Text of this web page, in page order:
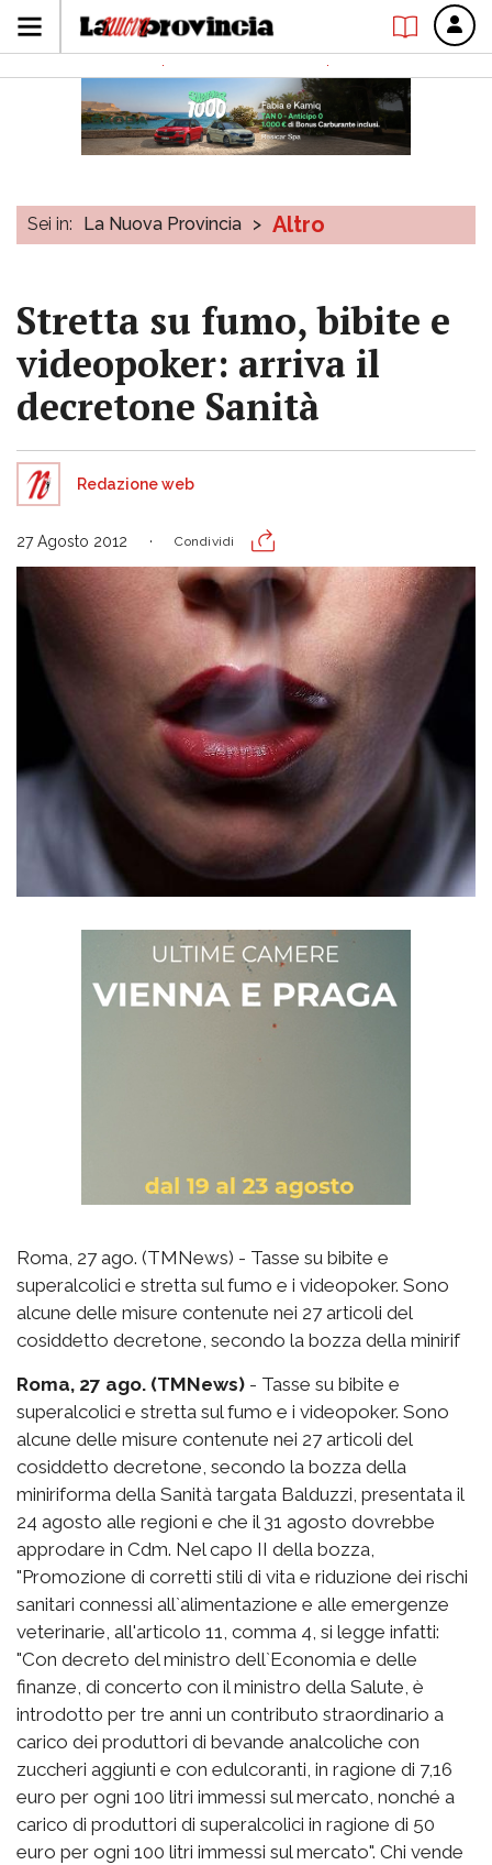
Sei in: La Nuova Provincia > Altro
Stretta su fumo, bibite e
videopoker: arriva il
decretone Sanità
Redazione web
27 Agosto 2012 Condividi
Roma, 27 ago. (TMNews) - Tasse su bibite e
superalcolici e stretta sul fumo e i videopoker. Sono
alcune delle misure contenute nei 27 articoli del
cosiddetto decretone, secondo la bozza della minirif
Roma, 27 ago. (TMNews) - Tasse su bibite e
superalcolici e stretta sul fumo e i videopoker. Sono
alcune delle misure contenute nei 27 articoli del
cosiddetto decretone, secondo la bozza della
miniriforma della Sanità targata Balduzzi, presentata il
24 agosto alle regioni e che il 31 agosto dovrebbe
approdare in Cdm. Nel capo II della bozza,
"Promozione di corretti stili di vita e riduzione dei rischi
sanitari connessi all`alimentazione e alle emergenze
veterinarie, all'articolo 11, comma 4, si legge infatti:
"Con decreto del ministro dell`Economia e delle
finanze, di concerto con il ministro della Salute, è
introdotto per tre anni un contributo straordinario a
carico dei produttori di bevande analcoliche con
zuccheri aggiunti e con edulcoranti, in ragione di 7,16
euro per ogni 100 litri immessi sul mercato, nonché a
carico di produttori di superalcolici in ragione di 50
euro per ogni 100 litri immessi sul mercato". Chi vende